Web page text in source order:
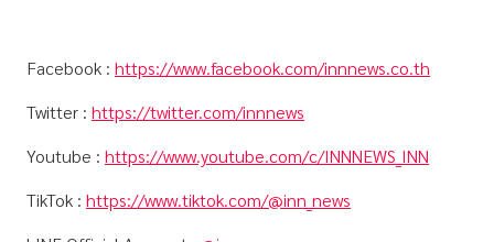
Facebook : https://www.facebook.com/innnews.co.th
Twitter : https://twitter.com/innnews
Youtube : https://www.youtube.com/c/INNNEWS_INN
TikTok : https://www.tiktok.com/@inn_news